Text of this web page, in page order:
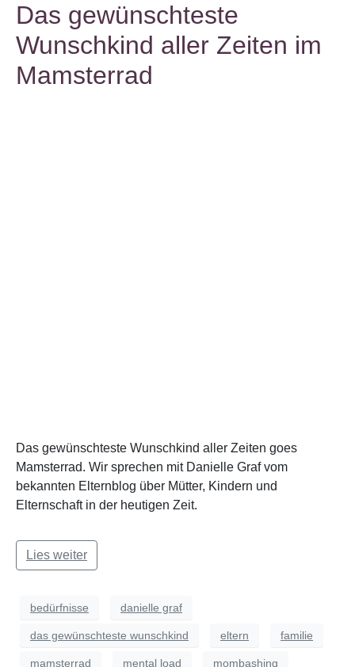
Das gewünschteste
Wunschkind aller Zeiten im
Mamsterrad
Das gewünschteste Wunschkind aller Zeiten goes
Mamsterrad. Wir sprechen mit Danielle Graf vom
bekannten Elternblog über Mütter, Kindern und
Elternschaft in der heutigen Zeit.
Lies weiter
bedürfnisse danielle graf
das gewünschteste wunschkind eltern familie
mamsterrad mental load mombashing